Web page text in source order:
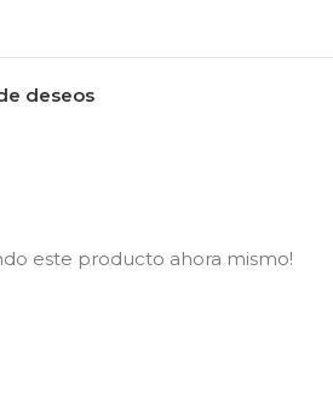
deseos
este producto ahora mismo!